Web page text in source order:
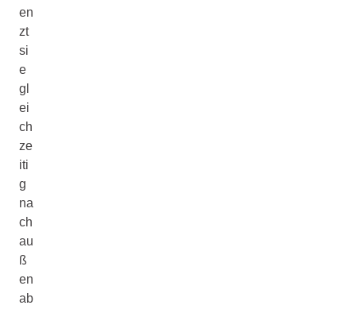
en
zt
si
e
gl
ei
ch
ze
iti
g
na
ch
au
ß
en
ab